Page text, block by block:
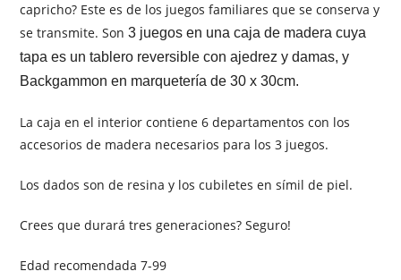
capricho? Este es de los juegos familiares que se conserva y
se transmite. Son3 juegos en una caja de madera cuya
tapa es un tablero reversible con ajedrez y damas, y
Backgammon en marquetería de 30 x 30cm.
La caja en el interior contiene 6 departamentos con los
accesorios de madera necesarios para los 3 juegos.
Los dados son de resina y los cubiletes en símil de piel.
Crees que durará tres generaciones? Seguro!
Edad recomendada 7-99